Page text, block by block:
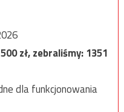
zł, zebraliśmy:1351
dla funkcjonowania